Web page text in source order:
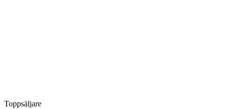
Toppsäljare